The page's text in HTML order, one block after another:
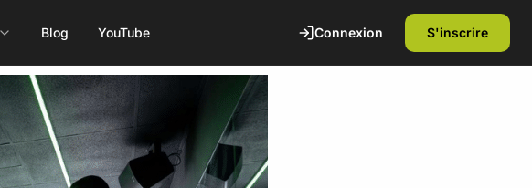
Toutes les activités
Blog YouTube Connexion S'inscrire